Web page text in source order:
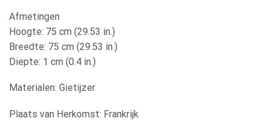
Afmetingen
Hoogte: 75 cm (29.53 in.)
Breedte: 75 cm (29.53 in.)
Diepte: 1 cm (0.4 in.)
Materialen: Gietijzer
Plaats van Herkomst: Frankrijk